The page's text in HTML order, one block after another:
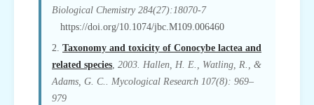
Biological Chemistry 284(27):18070-7
https://doi.org/10.1074/jbc.M109.006460
2. Taxonomy and toxicity of Conocybe lactea and
related species 2003. Hallen, H. E., Watling, R., &
Adams, G. C.. Mycological Research 107(8): 969–
979